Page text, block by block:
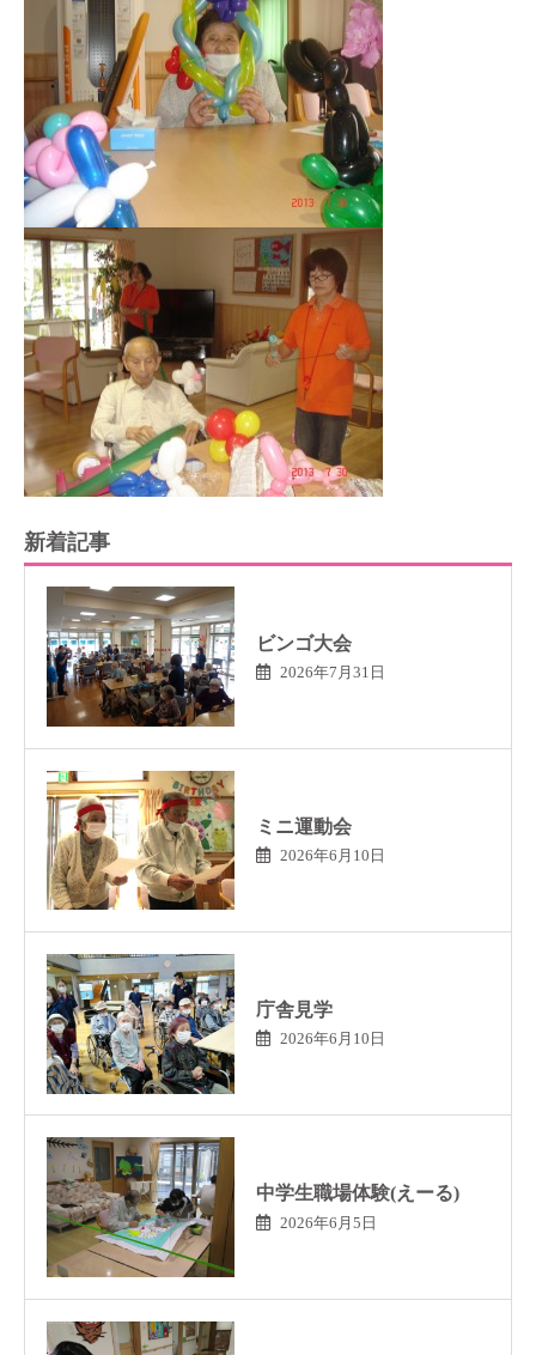
新着記事
ビンゴ大会
2026年7月31日
ミニ運動会
2026年6月10日
庁舎見学
2026年6月10日
中学生職場体験(えーる)
2026年6月5日